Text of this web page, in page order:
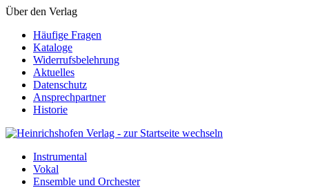
Über den Verlag
Häufige Fragen
Kataloge
Widerrufsbelehrung
Aktuelles
Datenschutz
Ansprechpartner
Historie
Instrumental
Vokal
Ensemble und Orchester